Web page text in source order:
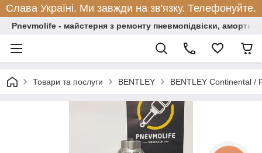
Слава Україні. Ми завжди на зв'язку. Телефонуйте.
Pnevmolife - майстерня з ремонту пневмопідвіски,
Товари та послуги BENTLEY BENTLEY Continental /